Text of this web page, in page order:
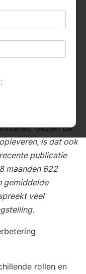
erg in de
Gezien de
is dat ook
publicatie
maanden 622
gemiddelde
veel
rollen en